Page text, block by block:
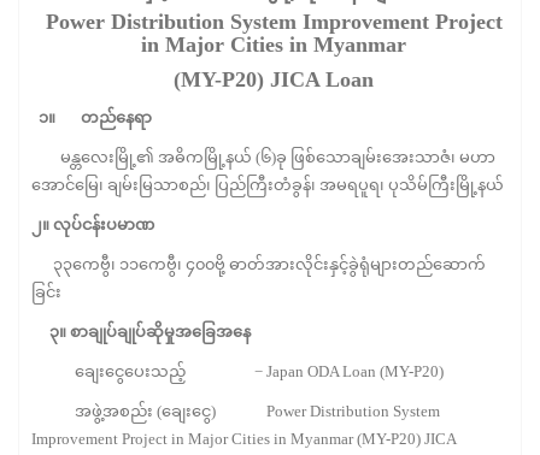
Power Distribution System Improvement Project
in Major Cities in Myanmar
(MY-P20) JICA Loan
၁။ တည်နေရာ
မန္တလေးမြို့၏ အဓိကမြို့နယ် (၆)ခု ဖြစ်သောချမ်းအေးသာဇံ၊ မဟာ
အောင်မြေ၊ ချမ်းမြသာစည်၊ ပြည်ကြီးတံခွန်၊ အမရပူရ၊ ပုသိမ်ကြီးမြို့နယ်
၂။ လုပ်ငန်းပမာဏ
၃၃ကေဗွီ၊ ၁၁ကေဗွီ၊ ၄၀၀ဗို့ ဓာတ်အားလိုင်းနှင့်ခွဲရုံများတည်ဆောက်
ခြင်း
၃။ စာချုပ်ချုပ်ဆိုမှုအခြေအနေ
ချေးငွေပေးသည့် − Japan ODA Loan (MY-P20)
အဖွဲ့အစည်း (ချေးငွေ) Power Distribution System
Improvement Project in Major Cities in Myanmar (MY-P20) JICA